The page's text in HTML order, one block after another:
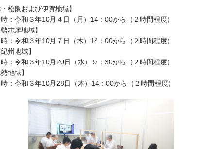
・松阪および伊賀地域】
：令和３年10月４日（月）14：00から（２時間程度）
勢志摩地域】
：令和３年10月７日（木）14：00から（２時間程度）
紀州地域】
：令和３年10月20日（水）９：30から（２時間程度）
勢地域】
：令和３年10月28日（木）14：00から（２時間程度）